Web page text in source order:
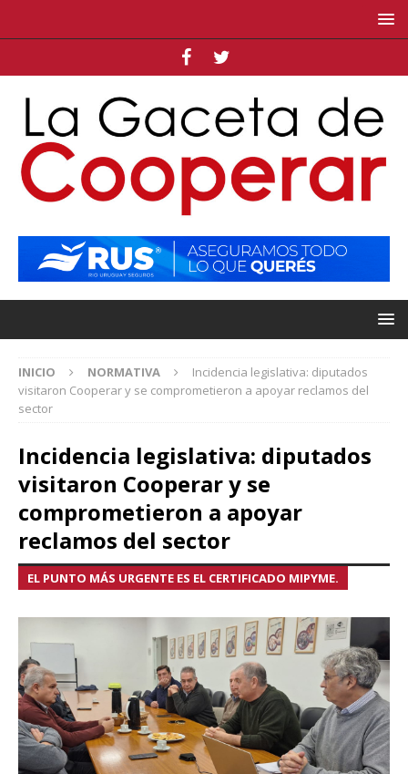
INICIO NORMATIVA
Incidencia legislativa: diputados
visitaron Cooperar y se comprometieron a apoyar reclamos del
sector
Incidencia legislativa: diputados
visitaron Cooperar y se
comprometieron a apoyar
reclamos del sector
EL PUNTO MÁS URGENTE ES EL CERTIFICADO MIPYME.